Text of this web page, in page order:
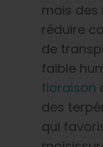
mais des
réduire
de
faible
floraison
des
qui